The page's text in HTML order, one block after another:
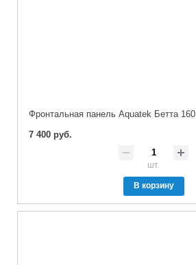
Фронтальная панель Aquatek Бетта 160
7 400 руб.
шт.
В корзину